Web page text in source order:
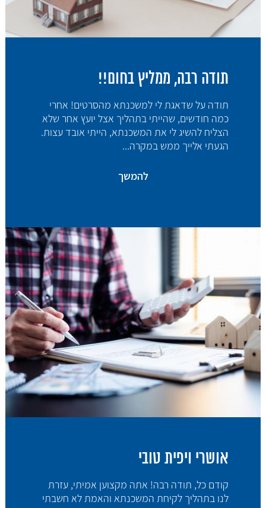
תודה רבה, ממליץ בחום!!
תודה על שדאגת לי למשכנתא מהסרטים! אחרי
כמה חודשים, שהייתי בתהליך אצל יועץ אחר שלא
הצליח להשיג לי את המשכנתא, הייתי אובד עצות.
הגעתי אלייך ממש במקרה...
להמשך
אושרי ויפית טובי
קודם כל, תודה רבה! אתה מקצוען אמיתי, עזרת
לנו בתהליך לקיחת המשכנתא והאמת לא חשבתי